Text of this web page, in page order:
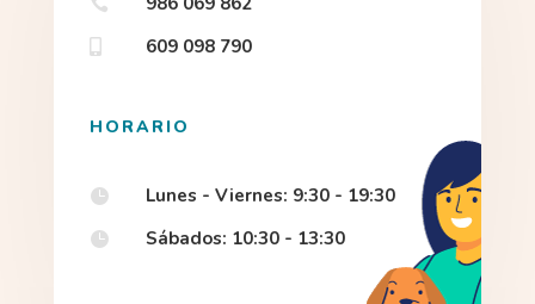
609 098 790
HORARIO
 Lunes - Viernes: 9:30 - 19:30
 Sábados: 10:30 - 13:30